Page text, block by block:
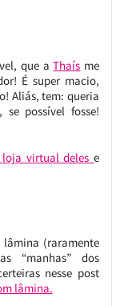
que aThaís me
É super macio,
Aliás, tem: queria
possível fosse!
loja virtual delese
(raramente
“manhas” dos
nesse post
lâmina.